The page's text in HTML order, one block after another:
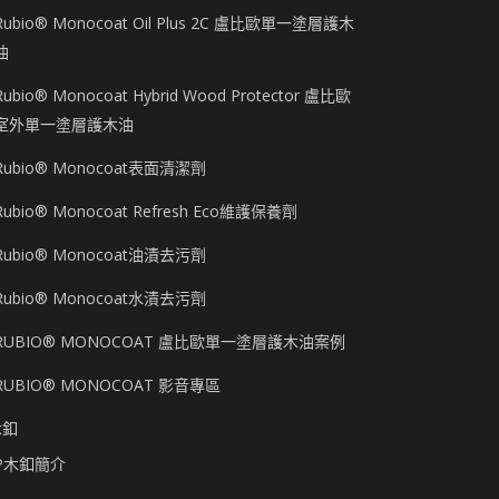
Monocoat Oil Plus 2C 盧比歐單一塗層護木
Monocoat Hybrid Wood Protector 盧比歐
外單一塗層護木油
Monocoat表面清潔劑
Monocoat Refresh Eco維護保養劑
Monocoat油漬去污劑
Monocoat水漬去污劑
MONOCOAT 盧比歐單一塗層護木油案例
MONOCOAT 影音專區
木釦簡介